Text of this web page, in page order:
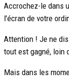
Accrochez-le dans
l’écran de votre
Attention ! Je ne
tout est gagné, loin
Mais dans les